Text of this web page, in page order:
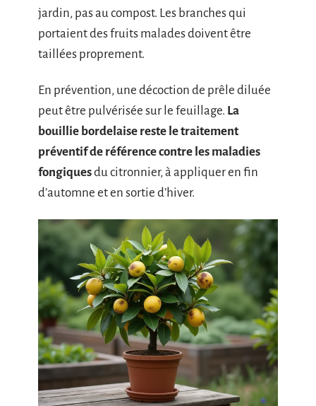
jardin, pas au compost. Les branches qui
portaient des fruits malades doivent être
taillées proprement.
En prévention, une décoction de prêle diluée
peut être pulvérisée sur le feuillage. La
bouillie bordelaise reste le traitement
préventif de référence contre les maladies
fongiquesdu citronnier, à appliquer en fin
d’automne et en sortie d’hiver.